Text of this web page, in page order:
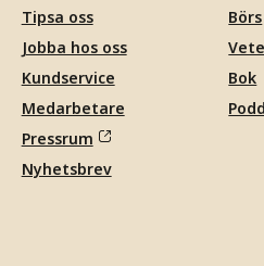
Tipsa oss
Jobba hos oss
Kundservice
Medarbetare
Pressrum
Nyhetsbrev
Börs
Bok
Podd